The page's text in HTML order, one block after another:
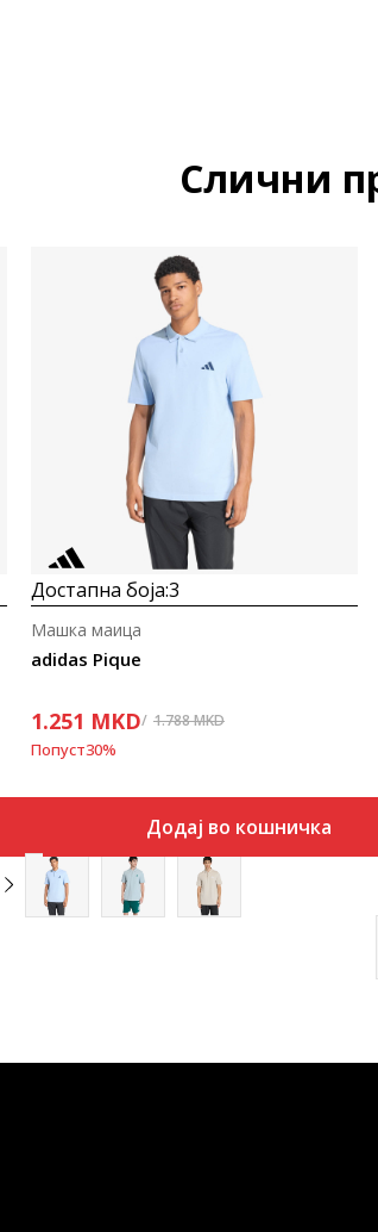
Слични
Достапна боја:3
adidas Pique
Машка маица
1.251 MKD 1.788MKD
Попуст30%
Додај во кошничка